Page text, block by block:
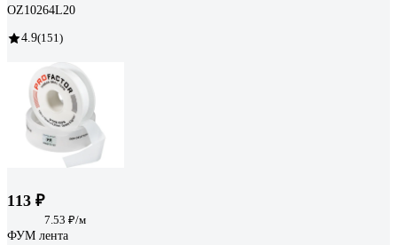
OZ10264L20
4.9(151)
113 ₽
7.53 ₽/м
ФУМ лента